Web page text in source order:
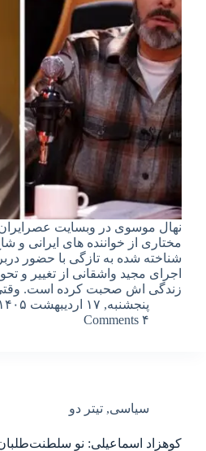
نهال موسوی در وبسایت
مختاری از خواننده های ایرانی و
شناخته شده به تازگی با حضور
اجرای مجید واشقانی از تغییر و
زندگی اش صحبت کرده است.
پنجشنبه, ۱۷ اردیبهشت ۱۴۰۵ – ۲۰:۴۰
۴ Comments
سیاسی, تیتر دو
کوهزاد اسماعیلی: نو